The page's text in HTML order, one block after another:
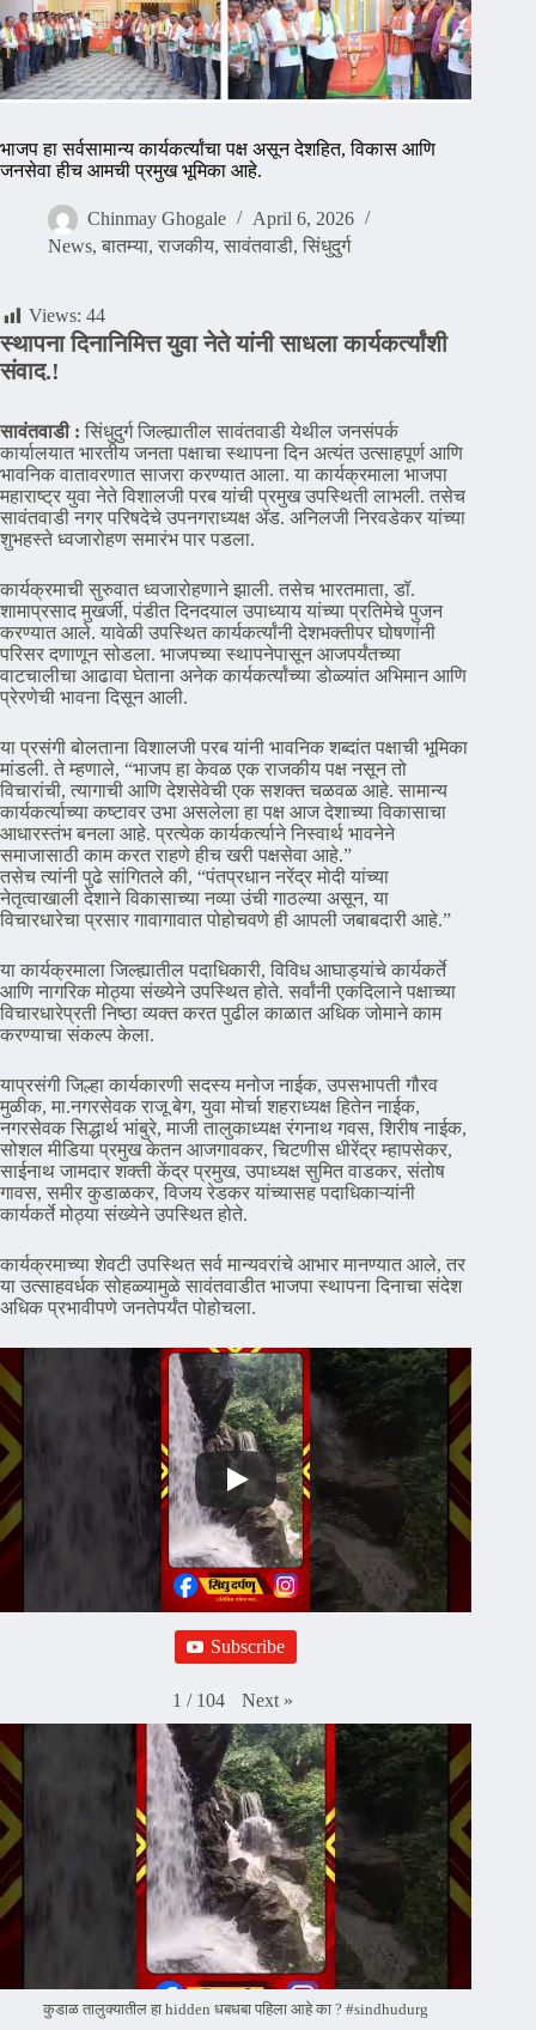
भाजप हा सर्वसामान्य कार्यकर्त्यांचा पक्ष असून देशहित, विकास आणि
जनसेवा हीच आमची प्रमुख भूमिका आहे.
Chinmay Ghogale
April 6, 2026
News, बातम्या, राजकीय, सावंतवाडी, सिंधुदुर्ग
Views: 44
स्थापना दिनानिमित्त युवा नेते यांनी साधला कार्यकर्त्यांशी
संवाद.!
सावंतवाडी : सिंधुदुर्ग जिल्ह्यातील सावंतवाडी येथील जनसंपर्क
कार्यालयात भारतीय जनता पक्षाचा स्थापना दिन अत्यंत उत्साहपूर्ण आणि
भावनिक वातावरणात साजरा करण्यात आला. या कार्यक्रमाला भाजपा
महाराष्ट्र युवा नेते विशालजी परब यांची प्रमुख उपस्थिती लाभली. तसेच
सावंतवाडी नगर परिषदेचे उपनगराध्यक्ष ॲड. अनिलजी निरवडेकर यांच्या
शुभहस्ते ध्वजारोहण समारंभ पार पडला.
कार्यक्रमाची सुरुवात ध्वजारोहणाने झाली. तसेच भारतमाता, डॉ.
शामाप्रसाद मुखर्जी, पंडीत दिनदयाल उपाध्याय यांच्या प्रतिमेचे पुजन
करण्यात आले. यावेळी उपस्थित कार्यकर्त्यांनी देशभक्तीपर घोषणांनी
परिसर दणाणून सोडला. भाजपच्या स्थापनेपासून आजपर्यंतच्या
वाटचालीचा आढावा घेताना अनेक कार्यकर्त्यांच्या डोळ्यांत अभिमान आणि
प्रेरणेची भावना दिसून आली.
या प्रसंगी बोलताना विशालजी परब यांनी भावनिक शब्दांत पक्षाची भूमिका
मांडली. ते म्हणाले, “भाजप हा केवळ एक राजकीय पक्ष नसून तो
विचारांची, त्यागाची आणि देशसेवेची एक सशक्त चळवळ आहे. सामान्य
कार्यकर्त्याच्या कष्टावर उभा असलेला हा पक्ष आज देशाच्या विकासाचा
आधारस्तंभ बनला आहे. प्रत्येक कार्यकर्त्याने निस्वार्थ भावनेने
समाजासाठी काम करत राहणे हीच खरी पक्षसेवा आहे.”
तसेच त्यांनी पुढे सांगितले की, “पंतप्रधान नरेंद्र मोदी यांच्या
नेतृत्वाखाली देशाने विकासाच्या नव्या उंची गाठल्या असून, या
विचारधारेचा प्रसार गावागावात पोहोचवणे ही आपली जबाबदारी आहे.”
या कार्यक्रमाला जिल्ह्यातील पदाधिकारी, विविध आघाड्यांचे कार्यकर्ते
आणि नागरिक मोठ्या संख्येने उपस्थित होते. सर्वांनी एकदिलाने पक्षाच्या
विचारधारेप्रती निष्ठा व्यक्त करत पुढील काळात अधिक जोमाने काम
करण्याचा संकल्प केला.
याप्रसंगी जिल्हा कार्यकारणी सदस्य मनोज नाईक, उपसभापती गौरव
मुळीक, मा.नगरसेवक राजू बेग, युवा मोर्चा शहराध्यक्ष हितेन नाईक,
नगरसेवक सिद्धार्थ भांबुरे, माजी तालुकाध्यक्ष रंगनाथ गवस, शिरीष नाईक,
सोशल मीडिया प्रमुख केतन आजगावकर, चिटणीस धीरेंद्र म्हापसेकर,
साईनाथ जामदार शक्ती केंद्र प्रमुख, उपाध्यक्ष सुमित वाडकर, संतोष
गावस, समीर कुडाळकर, विजय रेडकर यांच्यासह पदाधिकाऱ्यांनी
कार्यकर्ते मोठ्या संख्येने उपस्थित होते.
कार्यक्रमाच्या शेवटी उपस्थित सर्व मान्यवरांचे आभार मानण्यात आले, तर
या उत्साहवर्धक सोहळ्यामुळे सावंतवाडीत भाजपा स्थापना दिनाचा संदेश
अधिक प्रभावीपणे जनतेपर्यंत पोहोचला.
Subscribe
1 / 104 Next »
कुडाळ तालुक्यातील हा hidden धबधबा पहिला आहे का ? #sindhudurg